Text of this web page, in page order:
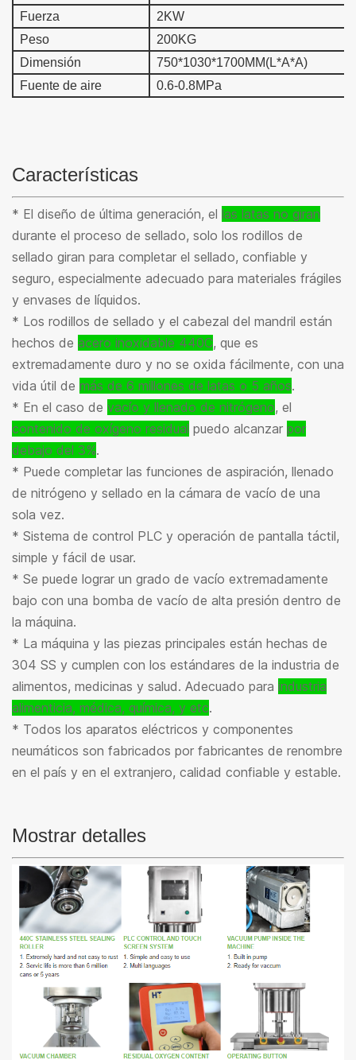
Fuerza
2KW
Peso
200KG
Dimensión
750*1030*1700MM(L*A*A)
Fuente de aire
0.6-0.8MPa
Características
* El diseño de última generación, el las latas no giran
durante el proceso de sellado, solo los rodillos de
sellado giran para completar el sellado, confiable y
seguro, especialmente adecuado para materiales frágiles
y envases de líquidos.
* Los rodillos de sellado y el cabezal del mandril están
hechos de acero inoxidable 440C, que es
extremadamente duro y no se oxida fácilmente, con una
vida útil de más de 6 millones de latas o 5 años.
* En el caso de vacío y llenado de nitrógeno, el
contenido de oxígeno residual puedo alcanzar por
debajo del 3%.
* Puede completar las funciones de aspiración, llenado
de nitrógeno y sellado en la cámara de vacío de una
sola vez.
* Sistema de control PLC y operación de pantalla táctil,
simple y fácil de usar.
* Se puede lograr un grado de vacío extremadamente
bajo con una bomba de vacío de alta presión dentro de
la máquina.
* La máquina y las piezas principales están hechas de
304 SS y cumplen con los estándares de la industria de
alimentos, medicinas y salud. Adecuado para industria
alimenticia, médica, química, y etc.
* Todos los aparatos eléctricos y componentes
neumáticos son fabricados por fabricantes de renombre
en el país y en el extranjero, calidad confiable y estable.
Mostrar detalles